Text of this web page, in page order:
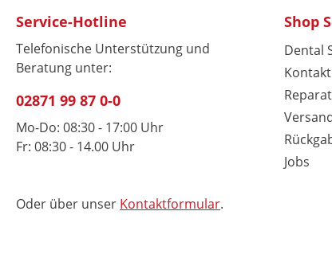
Service-Hotline
Telefonische Unterstützung und
Beratung unter:
02871 99 87 0-0
Mo-Do: 08:30 - 17:00 Uhr
Fr: 08:30 - 14.00 Uhr
Oder über unser Kontaktformular.
Shop
Dental
Kontakt
Jobs